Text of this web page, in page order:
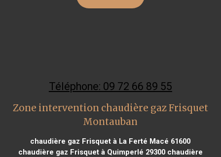
Téléphone: 09 72 66 89 55
Zone intervention chaudière gaz Frisquet
Montauban
chaudière gaz Frisquet à La Ferté Macé 61600
chaudière gaz Frisquet à Quimperlé 29300chaudière